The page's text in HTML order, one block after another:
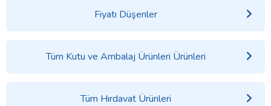
Fiyatı Düşenler
Tüm Kutu ve Ambalaj Ürünleri Ürünleri
Tüm Hırdavat Ürünleri